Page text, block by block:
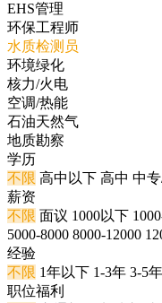
EHS管理
环保工程师
水质检测员
环境绿化
核力/火电
空调/热能
石油天然气
地质勘察
学历
不限 高中以下 高中 中
薪资
不限 面议 1000以下
5000-8000 8000-12000
经验
不限 1年以下 1-3年 3-5年
职位福利